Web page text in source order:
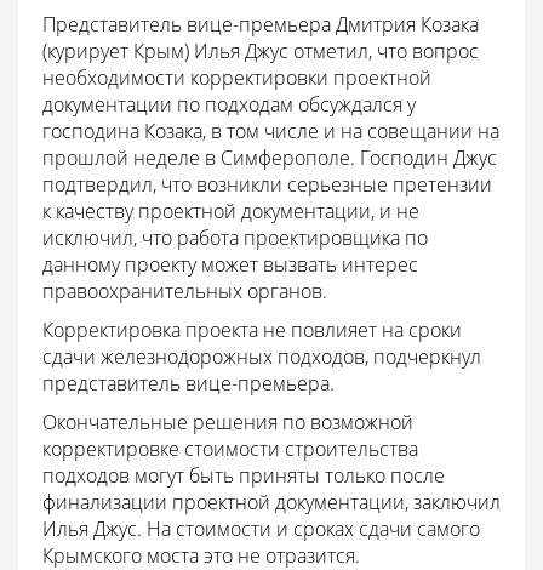
Представитель вице-премьера Дмитрия Козака
(курирует Крым) Илья Джус отметил, что вопрос
необходимости корректировки проектной
документации по подходам обсуждался у
господина Козака, в том числе и на совещании на
прошлой неделе в Симферополе. Господин Джус
подтвердил, что возникли серьезные претензии
к качеству проектной документации, и не
исключил, что работа проектировщика по
данному проекту может вызвать интерес
правоохранительных органов.
Корректировка проекта не повлияет на сроки
сдачи железнодорожных подходов, подчеркнул
представитель вице-премьера.
Окончательные решения по возможной
корректировке стоимости строительства
подходов могут быть приняты только после
финализации проектной документации, заключил
Илья Джус. На стоимости и сроках сдачи самого
Крымского моста это не отразится.